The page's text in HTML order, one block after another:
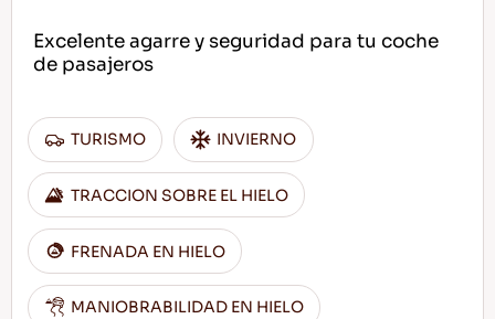
Excelente agarre y seguridad para tu coche
de pasajeros
TURISMO INVIERNO
TRACCION SOBRE EL HIELO
FRENADA EN HIELO
MANIOBRABILIDAD EN HIELO